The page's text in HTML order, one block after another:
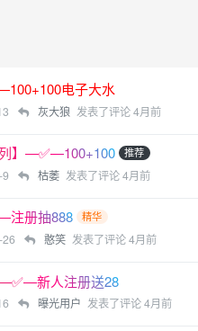
电子大水
灰大狼 发表了评论4月前
列】—✅—100+100 推荐
枯萎 发表了评论4月前
注册抽888 精华
憨笑 发表了评论4月前
—✅—新人注册送28
曝光用户 发表了评论4月前